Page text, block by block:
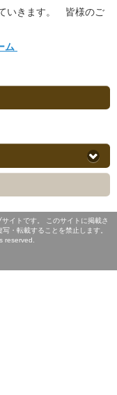
いきます。 皆様のご
ム
イトです。 このサイトに掲載さ
・転載することを禁止します。
reserved.